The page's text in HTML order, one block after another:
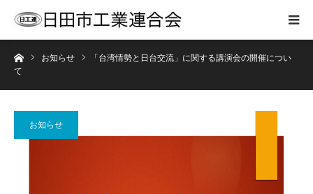
ホームお知らせ
「台湾情勢と日台交流」に関する講演会の開催につい
て
お知らせ